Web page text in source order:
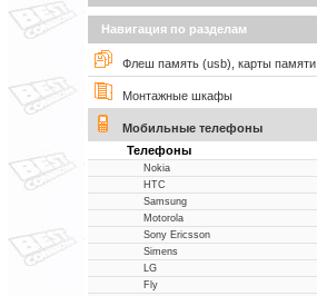
Навигация по разделам
Флеш память (usb), карты памяти
Монтажные шкафы
Мобильные телефоны
Телефоны
Nokia
НТС
Samsung
Motorola
Sony Ericsson
Simens
LG
Fly